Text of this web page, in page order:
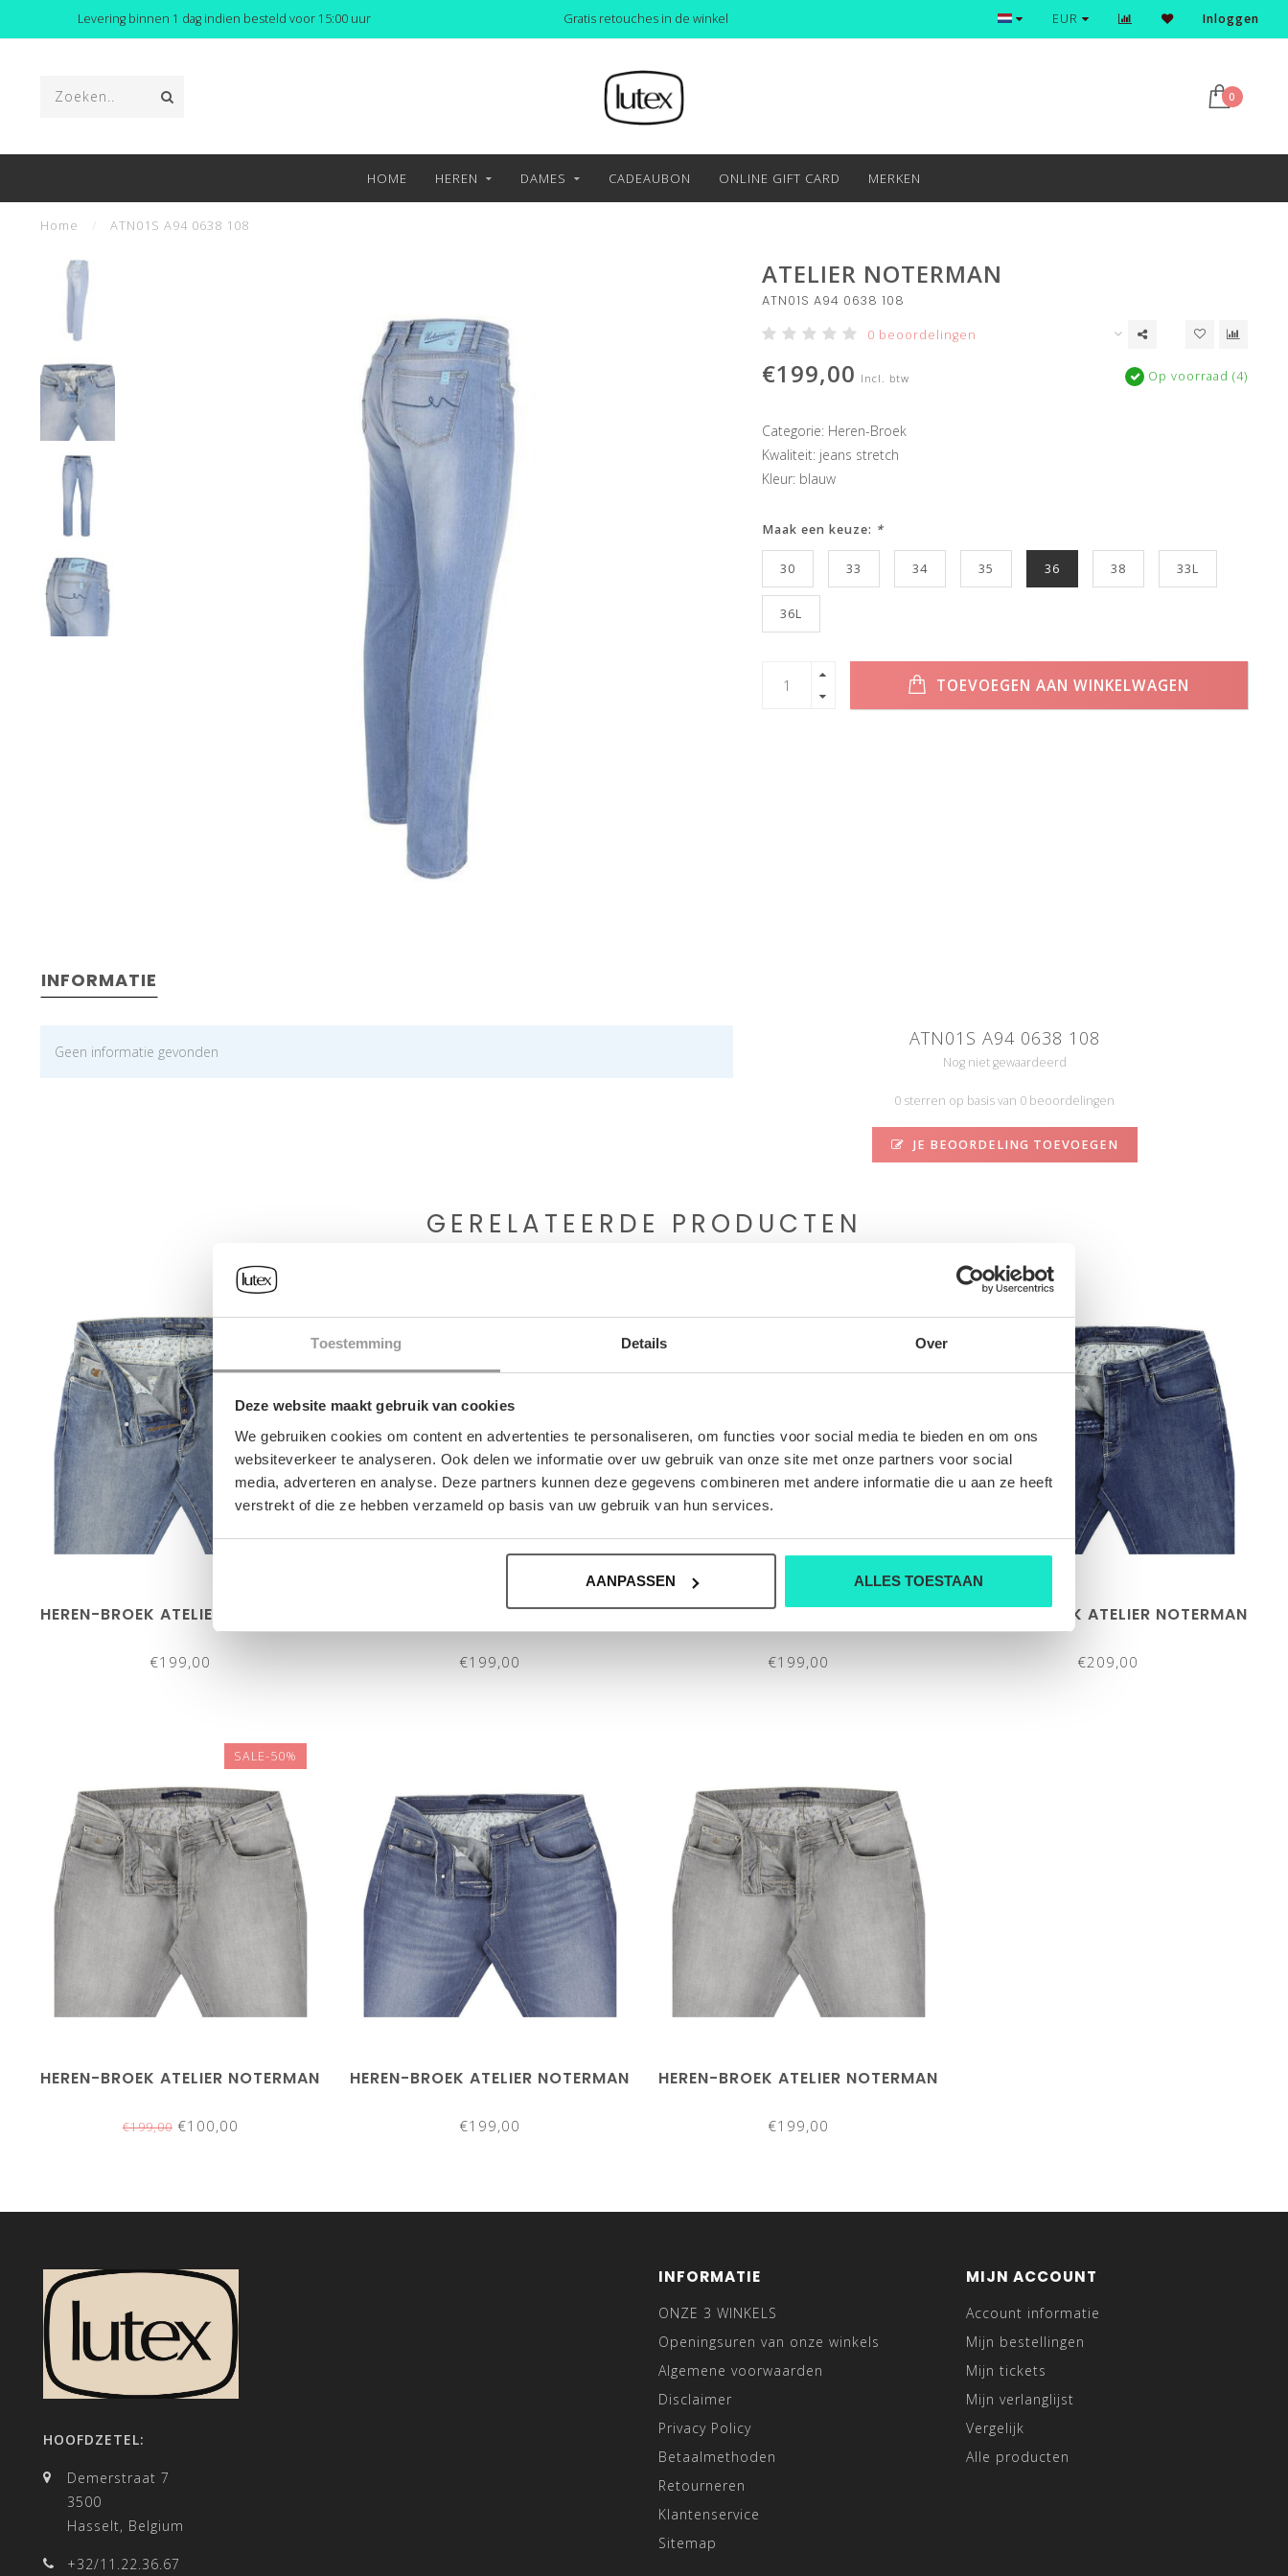
Toestemming Details Over
Deze website maakt gebruik van cookies
We gebruiken cookies om content en advertenties te personaliseren, om functies voor social media te bieden en om ons
websiteverkeer te analyseren. Ook delen we informatie over uw gebruik van onze site met onze partners voor social
media, adverteren en analyse. Deze partners kunnen deze gegevens combineren met andere informatie die u aan ze heeft
verstrekt of die ze hebben verzameld op basis van uw gebruik van hun services.
AANPASSEN ALLES TOESTAAN
Levering binnen 1 dag indien besteld voor 15:00 uur Gratis retouches in de winkel Ontdek en shop de nieuwste trends
EUR Inloggen
0
HOME HEREN DAMES CADEAUBON ONLINE GIFT CARD MERKEN
Home ATN01S A94 0638 108
ATELIER NOTERMAN
ATN01S A94 0638 108
0 beoordelingen
€199,00 Incl. btw Op voorraad (4)
Categorie: Heren-Broek
Kwaliteit: jeans stretch
Kleur: blauw
Maak een keuze: *
30 33 34 35 36 38 33L
36L
TOEVOEGEN AAN WINKELWAGEN
INFORMATIE
Geen informatie gevonden
ATN01S A94 0638 108
Nog niet gewaardeerd
0 sterren op basis van 0 beoordelingen
JE BEOORDELING TOEVOEGEN
GERELATEERDE PRODUCTEN
HEREN-BROEK ATELIER NOTERMAN
€199,00
HEREN-BROEK ATELIER NOTERMAN
€199,00
HEREN-BROEK ATELIER NOTERMAN
€199,00
HEREN-BROEK ATELIER NOTERMAN
€209,00
SALE-50%
HEREN-BROEK ATELIER NOTERMAN
€199,00€100,00
HEREN-BROEK ATELIER NOTERMAN
€199,00
HEREN-BROEK ATELIER NOTERMAN
€199,00
HOOFDZETEL:
Demerstraat 7
3500
Hasselt, Belgium
+32/11.22.36.67
INFORMATIE
ONZE 3 WINKELS
Openingsuren van onze winkels
Algemene voorwaarden
Disclaimer
Privacy Policy
Betaalmethoden
Retourneren
Klantenservice
Sitemap
MIJN ACCOUNT
Account informatie
Mijn bestellingen
Mijn tickets
Mijn verlanglijst
Vergelijk
Alle producten